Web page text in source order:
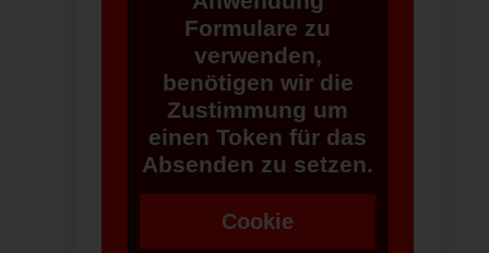
Formulare zu
verwenden,
benötigen wir die
Zustimmung um
einen Token für das
Absenden zu setzen.
Cookie